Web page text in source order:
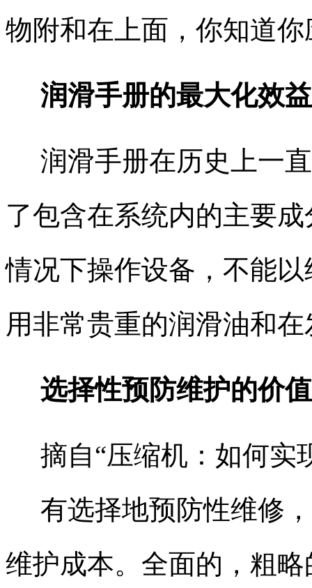
物附和在上面，你知道
润滑手册的最大化效益
润滑手册在历史上一
了包含在系统内的主要
情况下操作设备，不能
用非常贵重的润滑油和
选择性预防维护的价值
摘自“压缩机：如何实
有选择地预防性维修
维护成本。全面的，粗